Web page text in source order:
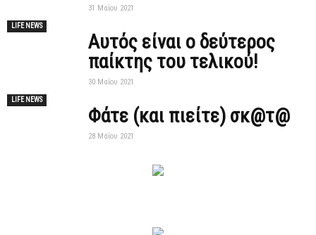
31 Μαΐου 2021
LIFE NEWS
Αυτός είναι ο δεύτερος
παίκτης του τελικού!
30 Μαΐου 2021
LIFE NEWS
Φάτε (και πιείτε) σκ@τ@
28 Μαΐου 2021